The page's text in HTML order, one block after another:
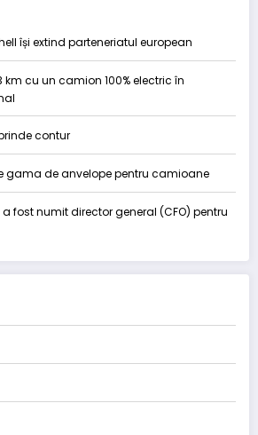
își extind parteneriatul european
km cu un camion 100% electric în
contur
gama de anvelope pentru camioane
fost numit director general (CFO) pentru